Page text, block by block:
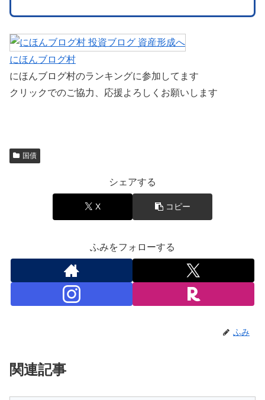
にほんブログ村
にほんブログ村のランキングに参加してます
クリックでのご協力、応援よろしくお願いします
国債
シェアする
X コピー
ふみをフォローする
ふみ
関連記事